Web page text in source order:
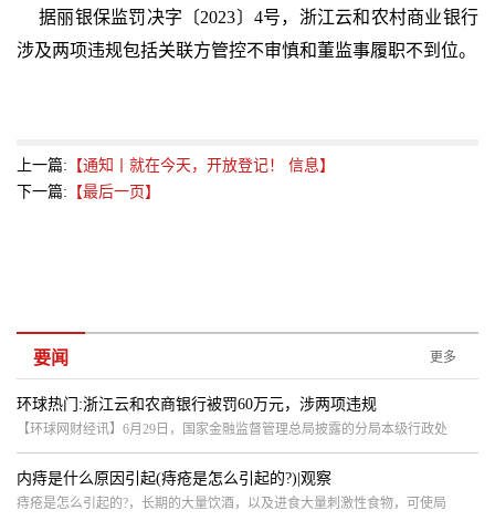
据丽银保监罚决字〔2023〕4号，浙江云和农村商业银行
涉及两项违规包括关联方管控不审慎和董监事履职不到位。
上一篇: 【通知丨就在今天，开放登记！ 信息】
下一篇: 【最后一页】
要闻 更多
环球热门:浙江云和农商银行被罚60万元，涉两项违规
【环球网财经讯】6月29日，国家金融监督管理总局披露的分局本级行政处
内痔是什么原因引起(痔疮是怎么引起的?)|观察
痔疮是怎么引起的?，长期的大量饮酒，以及进食大量刺激性食物，可使局